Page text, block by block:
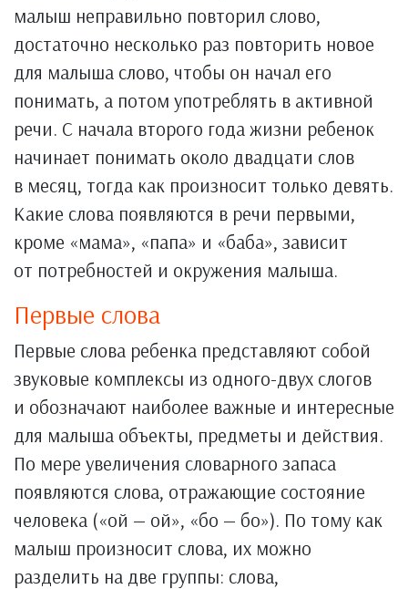
малыш неправильно повторил слово,
достаточно несколько раз повторить новое
для малыша слово, чтобы он начал его
понимать, а потом употреблять в активной
речи. С начала второго года жизни ребенок
начинает понимать около двадцати слов
в месяц, тогда как произносит только девять.
Какие слова появляются в речи первыми,
кроме «мама», «папа» и «баба», зависит
от потребностей и окружения малыша.
Первые слова
Первые слова ребенка представляют собой
звуковые комплексы из одного-двух слогов
и обозначают наиболее важные и интересные
для малыша объекты, предметы и действия.
По мере увеличения словарного запаса
появляются cлова, отражающие состояние
человека («ой — ой», «бо — бо»). По тому как
малыш произносит слова, их можно
разделить на две группы: слова,